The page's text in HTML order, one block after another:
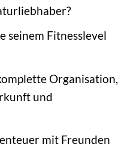
seinem Fitnesslevel
Organisation,
und
mit Freunden